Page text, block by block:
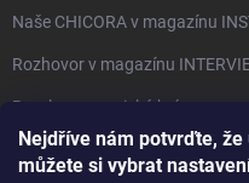
Nejdříve nám potvrďte,
můžete si vybrat
Naše CHICORA v magazínu
Rozhovor v magazínu
Bourbon, americká krása.
Napsali v TÝDNU o naší práci